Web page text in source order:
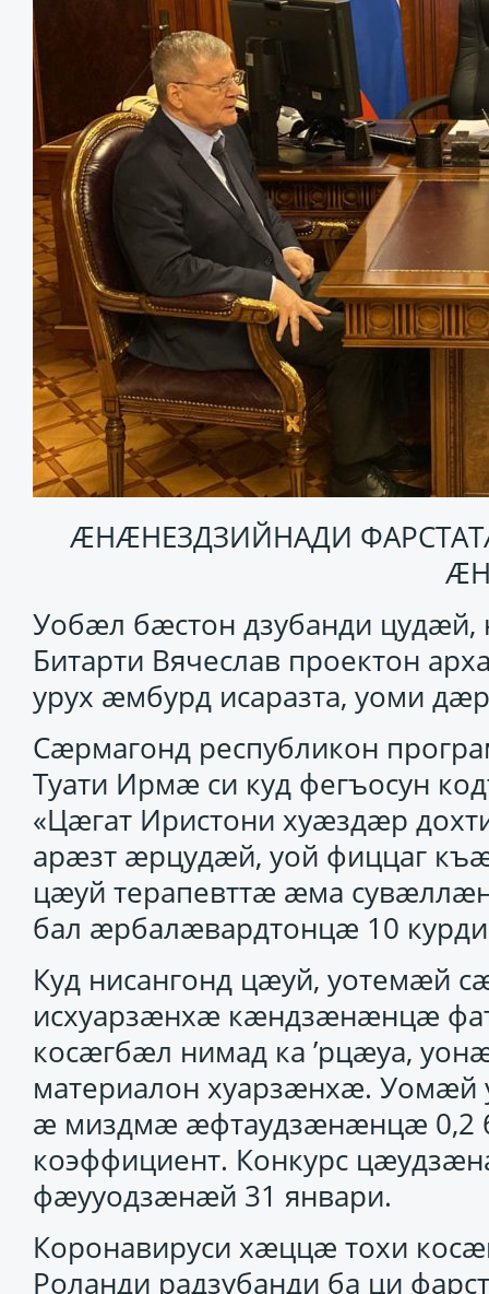
ӔНӔНЕЗДЗИЙНАДИ
Уобӕл бӕстон дзубанди
Битарти Вячеслав проектон
урух ӕмбурд исаразта, уоми
Сӕрмагонд республикон
Туати Ирмӕ си куд фегъосун
«Цӕгат Иристони хуӕздӕр
арӕзт ӕрцудӕй, уой фиццаг
цӕуй терапевттӕ ӕма
бал ӕрбалӕвардтонцӕ 10
Куд нисангонд цӕуй, уотемӕй
исхуарзӕнхӕ кӕндзӕнӕнцӕ
косӕгбӕл нимад ка ’рцӕуа,
материалон хуарзӕнхӕ.
ӕ миздмӕ ӕфтаудзӕнӕнцӕ
коэффициент. Конкурс
фӕууодзӕнӕй 31 январи.
Коронавируси хӕццӕ тохи
Роланди радзубанди ба ци